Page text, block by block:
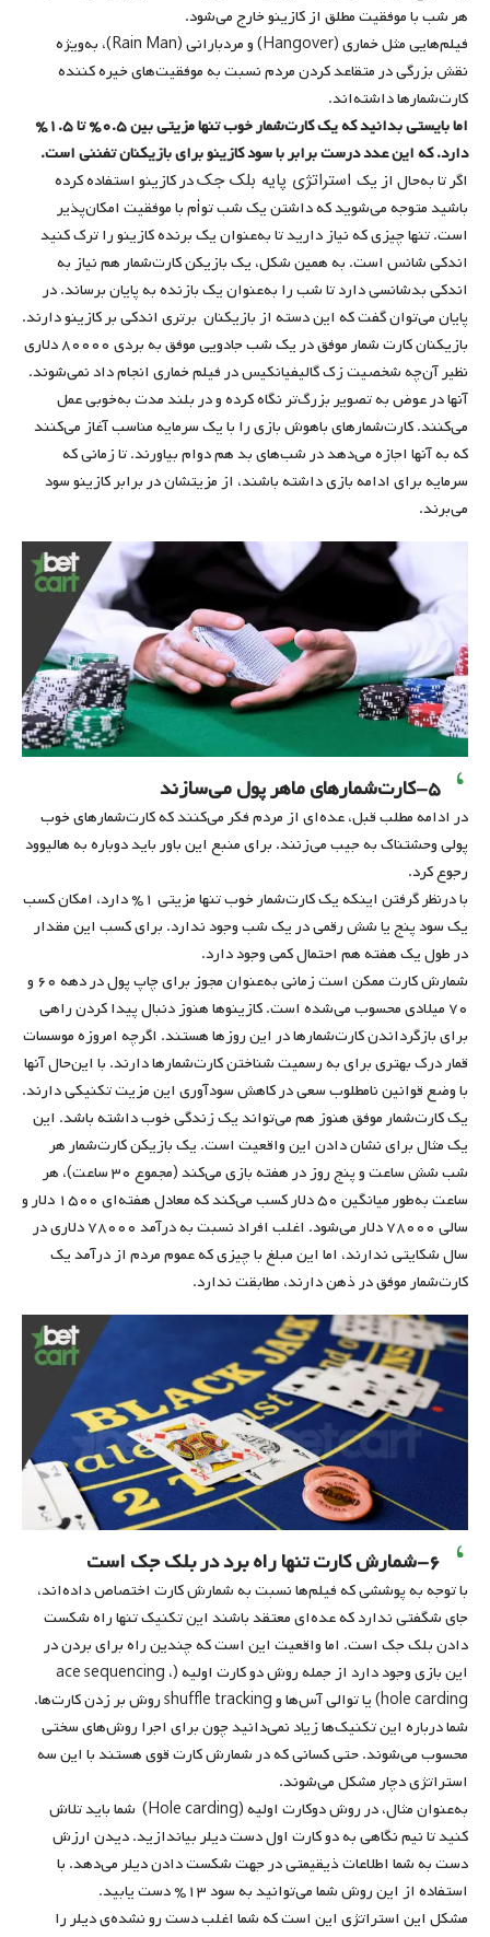
هر شب با موفقیت مطلق از کازینو خارج می‌شود.
فیلم‌هایی مثل خماری (Hangover) و مردبارانی (Rain Man)، به‌ویژه
نقش بزرگی در متقاعد کردن مردم نسبت به موفقیت‌های خیره کننده
کارت‌شمارها داشته‌اند.
اما بایستی بدانید که یک کارت‌شمار خوب تنها مزیتی بین ۰.۵% تا ۱.۵%
دارد. که این عدد درست برابر با سود کازینو برای بازیکنان تفننی است.
اگر تا به‌حال از یک استراتژی پایه بلک جکدر کازینو استفاده کرده
باشید متوجه می‌شوید که داشتن یک شب توأم با موفقیت امکان‌پذیر
است. تنها چیزی که نیاز دارید تا به‌عنوان یک برنده کازینو را ترک کنید
اندکی شانس است. به همین شکل، یک بازیکن کارت‌شمار هم نیاز به
اندکی بدشانسی دارد تا شب را به‌عنوان یک بازنده به پایان برساند. در
پایان می‌توان گفت که این دسته از بازیکنان برتری اندکی بر کازینو دارند.
بازیکنان کارت شمار موفق در یک شب جادویی موفق به بردی ۸۰۰۰۰ دلاری
نظیر آن‌چه شخصیت زک گالیفیانکیس در فیلم خماری انجام داد نمی‌شوند.
آنها در عوض به تصویر بزرگ‌تر نگاه کرده و در بلند مدت به‌خوبی عمل
می‌کنند. کارت‌شمارهای باهوش بازی را با یک سرمایه مناسب آغاز می‌کنند
که به آنها اجازه می‌دهد در شب‌های بد هم دوام بیاورند. تا زمانی که
سرمایه برای ادامه بازی داشته باشند، از مزیتشان در برابر کازینو سود
می‌برند.
۵-کارت‌شمارهای ماهر پول می‌سازند
در ادامه مطلب قبل، عده‌ای از مردم فکر می‌کنند که کارت‌شمارهای خوب
پولی وحشتناک به جیب می‌زنند. برای منبع این باور باید دوباره به هالیوود
رجوع کرد.
با درنظر گرفتن اینکه یک کارت‌شمار خوب تنها مزیتی ۱% دارد، امکان کسب
یک سود پنج یا شش رقمی در یک شب وجود ندارد. برای کسب این مقدار
در طول یک هفته هم احتمال کمی وجود دارد.
شمارش کارت ممکن است زمانی به‌عنوان مجوز برای چاپ پول در دهه ۶۰ و
۷۰ میلادی محسوب می‌شده است. کازینوها هنوز دنبال پیدا کردن راهی
برای بازگرداندن کارت‌شمارها در این روزها هستند. اگرچه امروزه موسسات
قمار درک بهتری برای به رسمیت شناختن کارت‌شمارها دارند. با این‌حال آنها
با وضع قوانین نامطلوب سعی در کاهش سودآوری این مزیت تکنیکی دارند.
یک کارت‌شمار موفق هنوز هم می‌تواند یک زندگی خوب داشته باشد. این
یک مثال برای نشان دادن این واقعیت است. یک بازیکن کارت‌شمار هر
شب شش ساعت و پنج روز در هفته بازی می‌کند (مجموع ۳۰ ساعت)، هر
ساعت به‌طور میانگین ۵۰ دلار کسب می‌کند که معادل هفته‌ای ۱۵۰۰ دلار و
سالی ۷۸۰۰۰ دلار می‌شود. اغلب افراد نسبت به درآمد ۷۸۰۰۰ دلاری در
سال شکایتی ندارند، اما این مبلغ با چیزی که عموم مردم از درآمد یک
کارت‌شمار موفق در ذهن دارند، مطابقت ندارد.
۶-شمارش کارت تنها راه برد در بلک جک است
با توجه به پوششی که فیلم‌ها نسبت به شمارش کارت اختصاص داده‌اند،
جای شگفتی ندارد که عده‌ای معتقد باشند این تکنیک تنها راه شکست
دادن بلک جک است. اما واقعیت این است که چندین راه برای بردن در
این بازی وجود دارد از جمله روش دو کارت اولیه (ace sequencing ،
(hole carding یا توالی آس‌ها و shuffle tracking روش بر زدن کارت‌ها.
شما درباره این تکنیک‌ها زیاد نمی‌دانید چون برای اجرا روش‌های سختی
محسوب می‌شوند. حتی کسانی که در شمارش کارت قوی هستند با این سه
استراتژی دچار مشکل می‌شوند.
به‌عنوان مثال، در روش دوکارت اولیه (Hole carding) شما باید تلاش
کنید تا نیم نگاهی به‌ دو کارت اول دست دیلر بیاندازید. دیدن ارزش
دست به شما اطلاعات ذیقیمتی در جهت شکست دادن دیلر می‌دهد. با
استفاده از این روش شما می‌توانید به سود ۱۳% دست یابید.
مشکل این استراتژی این است که شما اغلب دست رو نشده‌ی دیلر را